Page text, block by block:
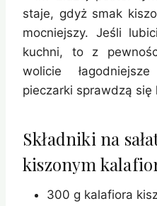
staje, gdyż smak
mocniejszy. Jeśli
kuchni, to z
wolicie
pieczarki sprawdzą się
Składniki na
kiszonym
300 g kalafiora